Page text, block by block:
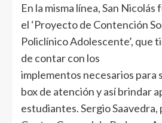
En la misma línea, San
el ‘Proyecto de Contención
Policlínico Adolescente’, que
de contar con los
implementos necesarios para
box de atención y así brindar
estudiantes. Sergio